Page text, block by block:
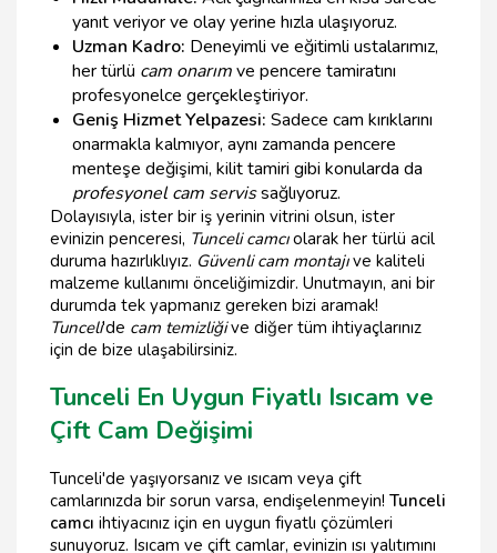
yanıt veriyor ve olay yerine hızla ulaşıyoruz.
Uzman Kadro: Deneyimli ve eğitimli ustalarımız,
her türlü cam onarımve pencere tamiratını
profesyonelce gerçekleştiriyor.
Geniş Hizmet Yelpazesi: Sadece cam kırıklarını
onarmakla kalmıyor, aynı zamanda pencere
menteşe değişimi, kilit tamiri gibi konularda da
profesyonel cam servissağlıyoruz.
Dolayısıyla, ister bir iş yerinin vitrini olsun, ister
evinizin penceresi, Tunceli camcıolarak her türlü acil
duruma hazırlıklıyız. Güvenli cam montajıve kaliteli
malzeme kullanımı önceliğimizdir. Unutmayın, ani bir
durumda tek yapmanız gereken bizi aramak!
Tunceli'de cam temizliğive diğer tüm ihtiyaçlarınız
için de bize ulaşabilirsiniz.
Tunceli En Uygun Fiyatlı Isıcam ve
Çift Cam Değişimi
Tunceli'de yaşıyorsanız ve ısıcam veya çift
camlarınızda bir sorun varsa, endişelenmeyin! Tunceli
camcı ihtiyacınız için en uygun fiyatlı çözümleri
sunuyoruz. Isıcam ve çift camlar, evinizin ısı yalıtımını